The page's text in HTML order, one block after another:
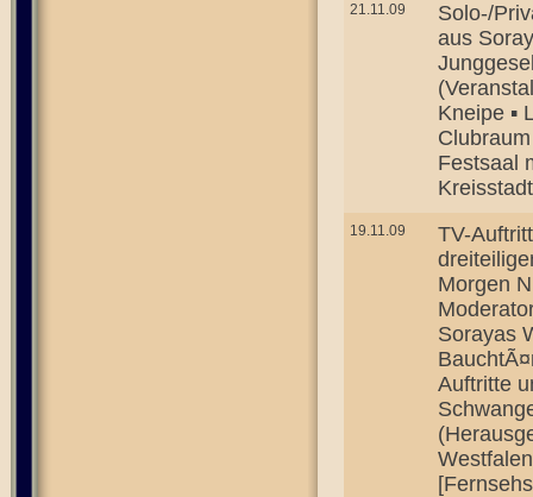
21.11.09
Solo-/
aus
Kneipe ▪
Festsaal
19.11.09
TV-
Morgen
Sorayas
Auftritte